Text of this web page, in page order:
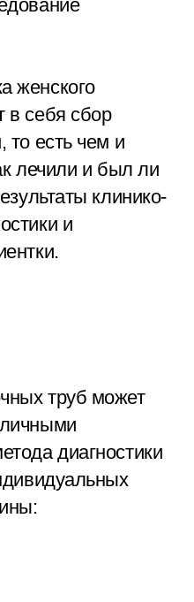
женского
в себя сбор
то есть чем и
лечили и был ли
клинико-
и
труб может
диагностики